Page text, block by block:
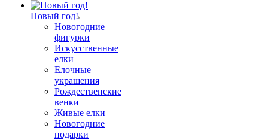
Новый год!
Новогодние
фигурки
Искусственные
елки
Елочные
украшения
Рождественские
венки
Живые елки
Новогодние
подарки